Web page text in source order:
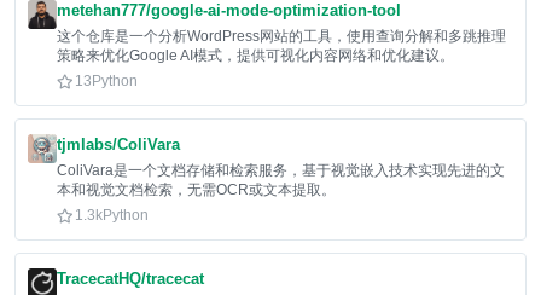
metehan777/google-ai-mode-optimization-tool
这个仓库是一个分析WordPress网站的工具，使用查询分解和多跳推理
策略来优化Google AI模式，提供可视化内容网络和优化建议。
13 Python
tjmlabs/ColiVara
ColiVara是一个文档存储和检索服务，基于视觉嵌入技术实现先进的文
本和视觉文档检索，无需OCR或文本提取。
1.3kPython
TracecatHQ/tracecat